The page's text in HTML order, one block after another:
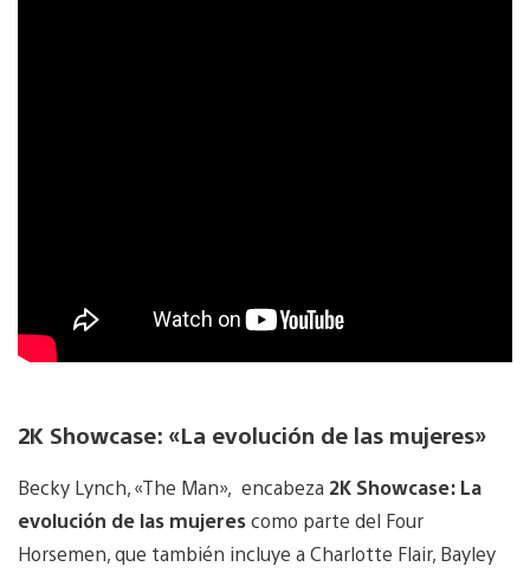
2K Showcase: «La evolución de las mujeres»
Becky Lynch, «The Man», encabeza 2K Showcase: La
evolución de las mujerescomo parte del Four
Horsemen, que también incluye a Charlotte Flair, Bayley